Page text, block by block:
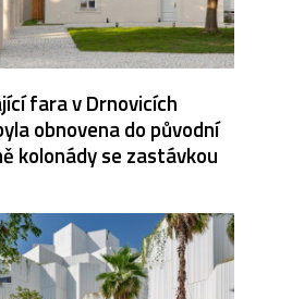
fara v Drnovicích
obnovena do původní
kolonády se zastávkou